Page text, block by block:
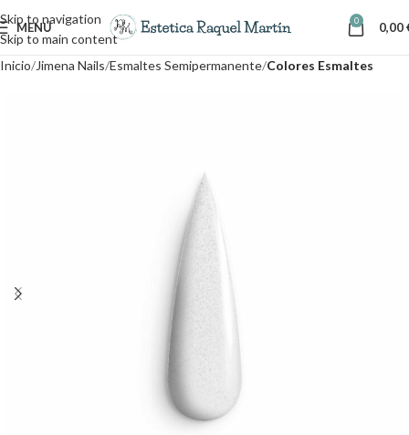
Skip to navigation
Skip to main content
MENÚ 0 0,00
Inicio Jimena Nails Esmaltes Semipermanente Colores Esmaltes